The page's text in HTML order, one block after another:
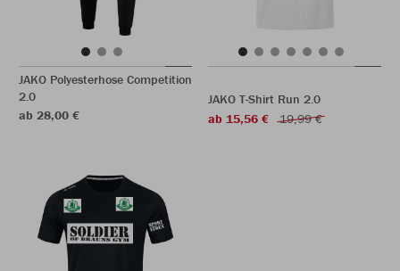
JAKO Polyesterhose Competition
2.0
ab 28,00 €
JAKO T-Shirt Run 2.0
ab 15,56 €
19,99 €